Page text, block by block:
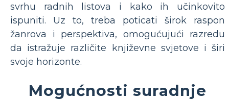
svrhu radnih listova i kako ih učinkovito
ispuniti. Uz to, treba poticati širok raspon
žanrova i perspektiva, omogućujući razredu
da istražuje različite književne svjetove i širi
svoje horizonte.
Mogućnosti suradnje